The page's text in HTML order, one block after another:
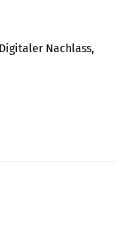
Nach­lass,